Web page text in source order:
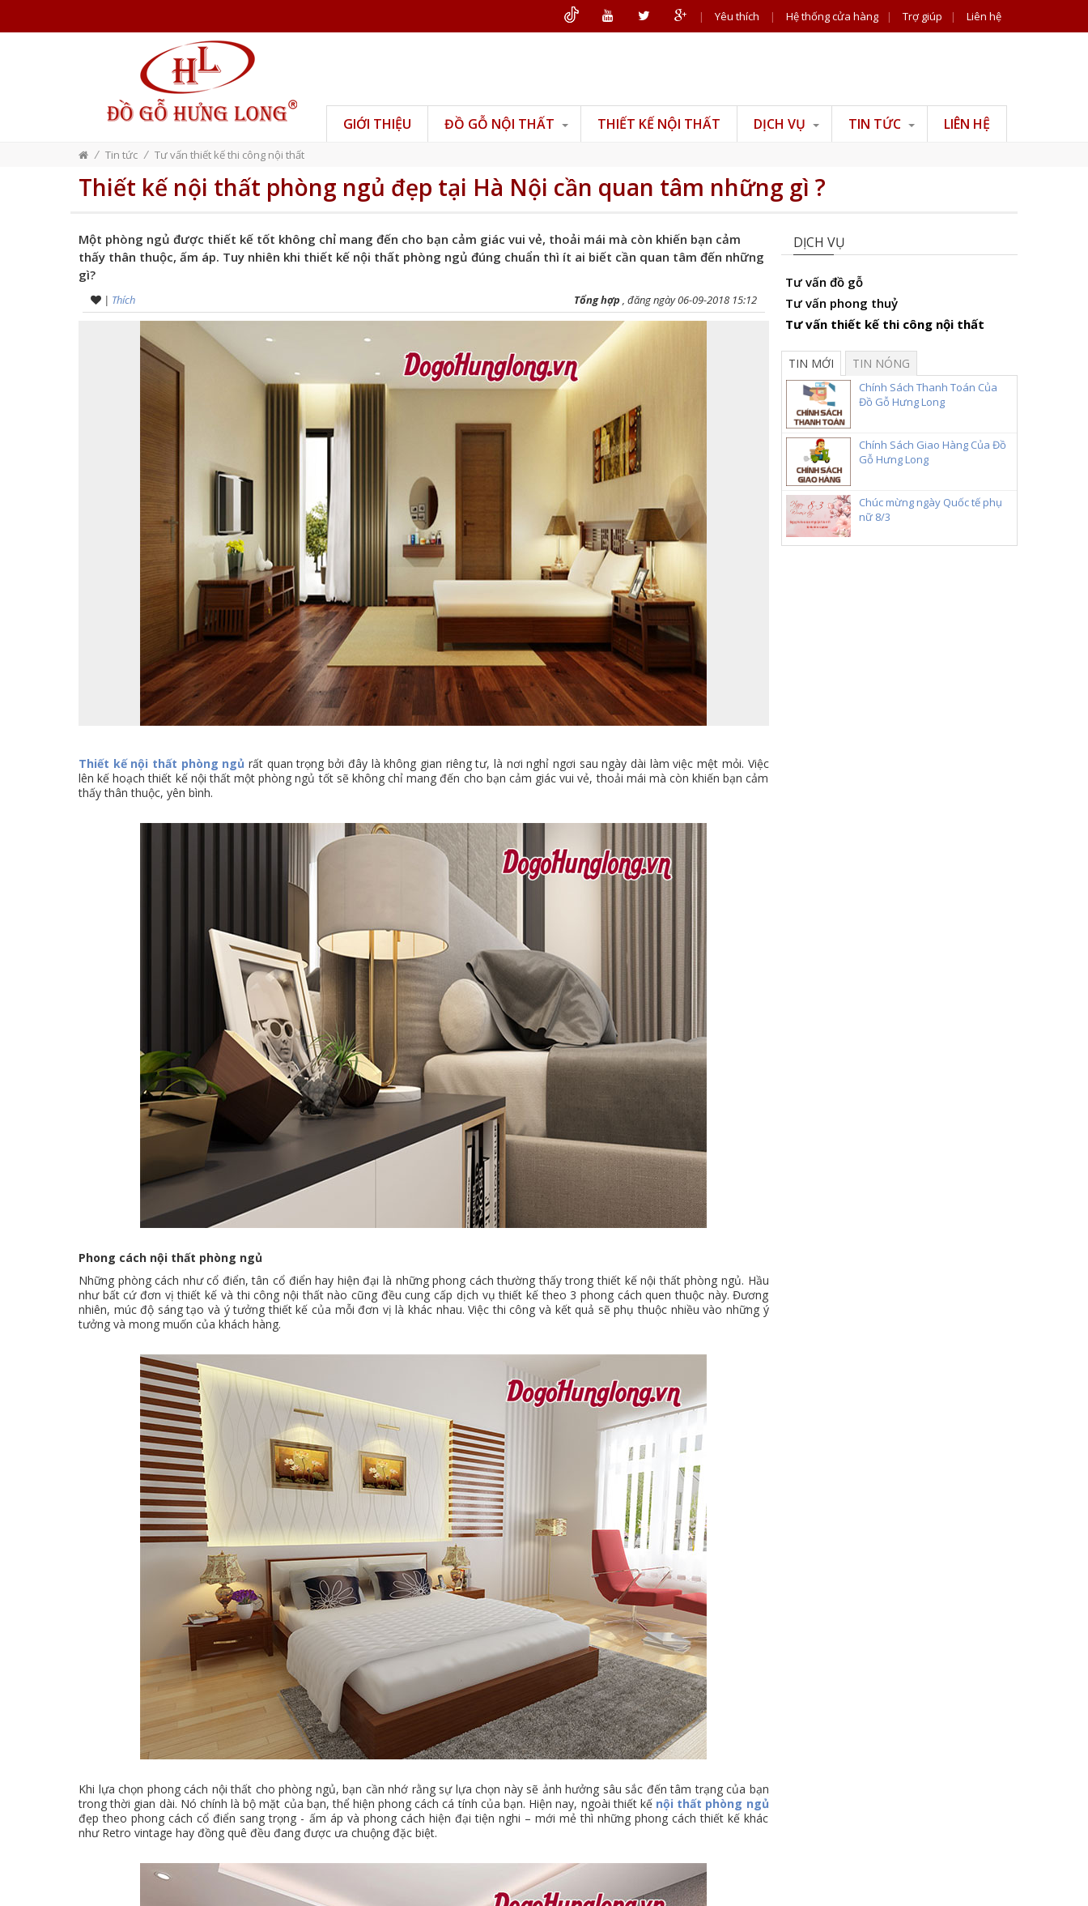
| Yêu thích | Hệ thống cửa hàng | Trợ giúp | Liên hệ
GIỚI THIỆU
Đồ gỗ phòng thờ
Đồ gỗ phòng ngủ
Đồ gỗ phòng bếp
Đồ gỗ văn phòng
ĐỒ GỖ NỘI THẤT THIẾT KẾ NỘI THẤT
Tư vấn phong thuỷ
Tư vấn thiết kế thi
DỊCH VỤ TIN TỨC LIÊN HỆ
/ Tin tức / Tư vấn thiết kế thi công nội thất
Thiết kế nội thất phòng ngủ đẹp tại Hà Nội cần quan tâm những gì ?
Một phòng ngủ được thiết kế tốt không chỉ mang đến cho bạn cảm giác vui vẻ, thoải mái mà còn khiến bạn cảm
thấy thân thuộc, ấm áp. Tuy nhiên khi thiết kế nội thất phòng ngủ đúng chuẩn thì ít ai biết cần quan tâm đến những
gì?
| Thích Tổng hợp, đăng ngày 06-09-2018 15:12
Thiết kế nội thất phòng ngủ rất quan trọng bởi đây là không gian riêng tư, là nơi nghỉ ngơi sau ngày dài làm việc mệt mỏi. Việc
lên kế hoạch thiết kế nội thất một phòng ngủ tốt sẽ không chỉ mang đến cho bạn cảm giác vui vẻ, thoải mái mà còn khiến bạn cảm
thấy thân thuộc, yên bình.
Phong cách nội thất phòng ngủ
Những phòng cách như cổ điển, tân cổ điển hay hiện đại là những phong cách thường thấy trong thiết kế nội thất phòng ngủ. Hầu
như bất cứ đơn vị thiết kế và thi công nội thất nào cũng đều cung cấp dịch vụ thiết kế theo 3 phong cách quen thuộc này. Đương
nhiên, múc độ sáng tạo và ý tưởng thiết kế của mỗi đơn vị là khác nhau. Việc thi công và kết quả sẽ phụ thuộc nhiều vào những ý
tưởng và mong muốn của khách hàng.
Khi lựa chọn phong cách nội thất cho phòng ngủ, bạn cần nhớ rằng sự lựa chọn này sẽ ảnh hưởng sâu sắc đến tâm trạng của bạn
trong thời gian dài. Nó chính là bộ mặt của bạn, thể hiện phong cách cá tính của bạn. Hiện nay, ngoài thiết kế nội thất phòng ngủ
đẹp theo phong cách cổ điển sang trọng - ấm áp và phong cách hiện đại tiện nghi – mới mẻ thì những phong cách thiết kế khác
như Retro vintage hay đồng quê đều đang được ưa chuộng đặc biệt.
DỊCH VỤ
Tư vấn đồ gỗ
Tư vấn phong thuỷ
Tư vấn thiết kế thi công nội thất
TIN MỚI TIN NÓNG
Chính Sách Thanh Toán Của
Đồ Gỗ Hưng Long
Chính Sách Giao Hàng Của Đồ
Gỗ Hưng Long
Chúc mừng ngày Quốc tế phụ
nữ 8/3